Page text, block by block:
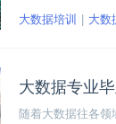
大数据培训 大数
大数据专业
随着大数据往各